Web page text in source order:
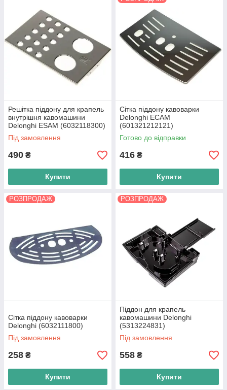
Решітка піддону для крапель
внутрішня кавомашини
Delonghi ESAM (6032118300)
Під замовлення
490 ₴
Купити
Сітка піддону кавоварки
Delonghi ECAM
(601321212121)
Готово до відправки
416 ₴
Купити
РОЗПРОДАЖ
Сітка піддону кавоварки
Delonghi (6032111800)
Під замовлення
258 ₴
Купити
РОЗПРОДАЖ
Піддон для крапель
кавомашини Delonghi
(5313224831)
Під замовлення
558 ₴
Купити